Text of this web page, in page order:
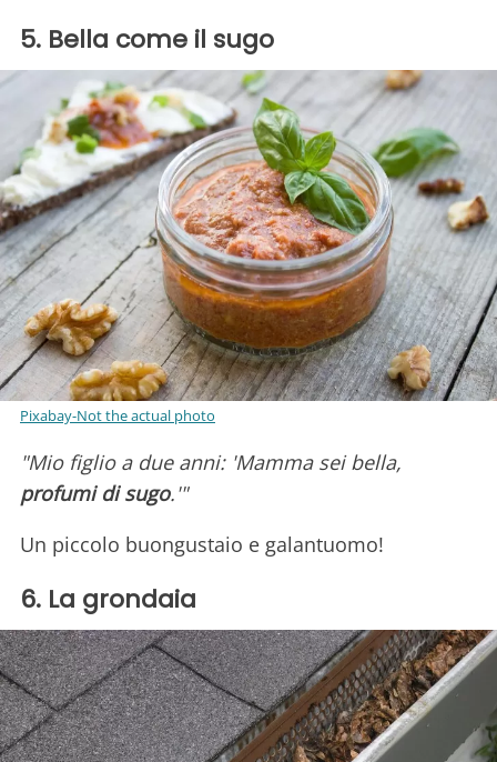
5. Bella come il sugo
Pixabay-Not the actual photo
"Mio figlio a due anni: 'Mamma sei bella,
profumi di sugo.'"
Un piccolo buongustaio e galantuomo!
6. La grondaia